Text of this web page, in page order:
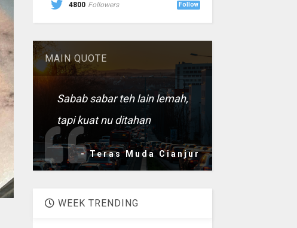
4800 Followers Follow
MAIN QUOTE
Sabab sabar teh lain lemah,
tapi kuat nu ditahan
- Teras Muda Cianjur
WEEK TRENDING